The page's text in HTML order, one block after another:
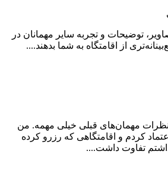
توضیحات و تجربه سایر مهمانان در
از اقامتگاه به شما بدهند....
مهمان‌های قبلی خیلی مهمه. من
کردم و اقامتگاهی که رزرو کرده
تفاوت داشت....